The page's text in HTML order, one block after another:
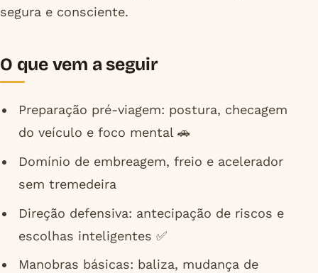
segura e consciente.
O que vem a seguir
Preparação pré-viagem: postura, checagem
do veículo e foco mental 🚗
Domínio de embreagem, freio e acelerador
sem tremedeira
Direção defensiva: antecipação de riscos e
escolhas inteligentes ✅
Manobras básicas: baliza, mudança de